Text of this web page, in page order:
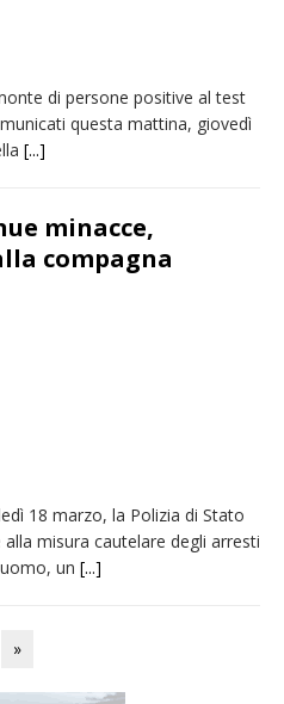
di persone positive al test
questa mattina, giovedì
[...]
minacce,
compagna
18 marzo, la Polizia di Stato
misura cautelare degli arresti
un [...]
»